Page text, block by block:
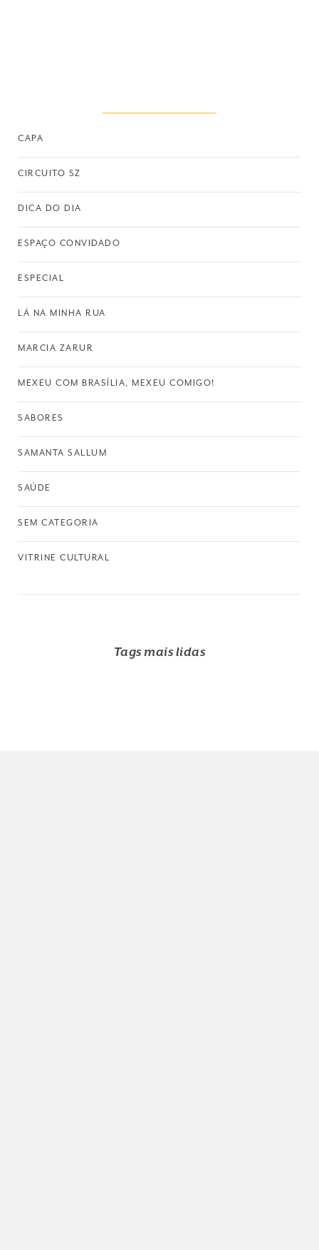
CAPA
CIRCUITO SZ
DICA DO DIA
ESPAÇO CONVIDADO
ESPECIAL
LÁ NA MINHA RUA
MARCIA ZARUR
MEXEU COM BRASÍLIA, MEXEU COMIGO!
SABORES
SAMANTA SALLUM
SAÚDE
SEM CATEGORIA
VITRINE CULTURAL
Tags mais lidas